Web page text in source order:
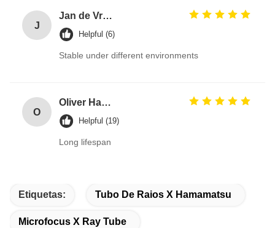
J
Jan de Vries
Helpful (6)
Stable under different environments
O
Oliver Harris
Helpful (19)
Long lifespan
Etiquetas: Tubo De Raios X Hamamatsu
Microfocus X Ray Tube